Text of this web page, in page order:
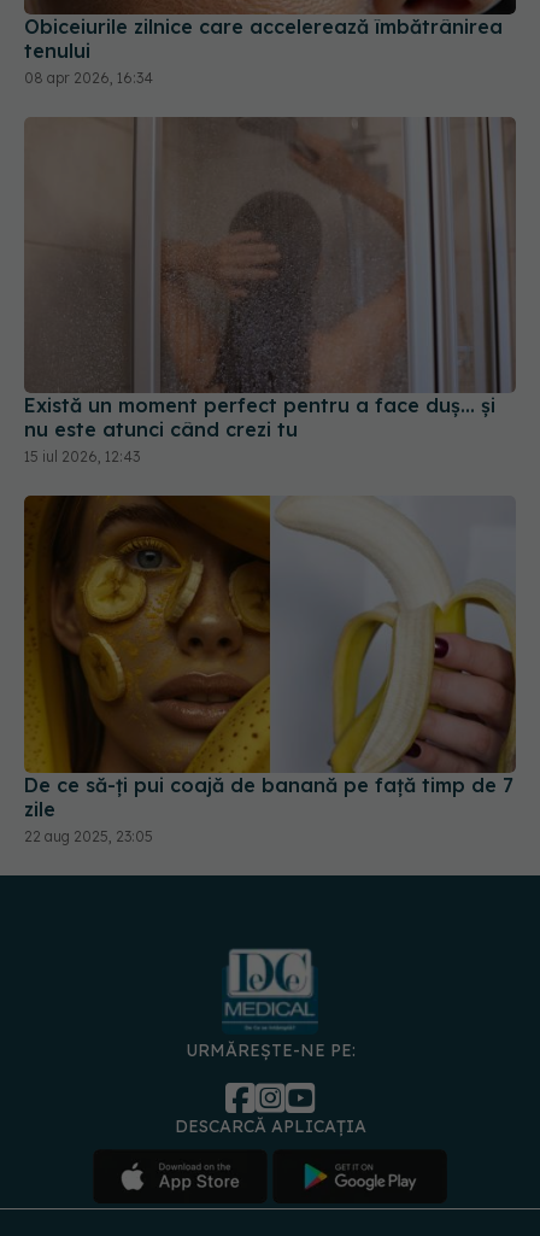
Obiceiurile zilnice care accelerează îmbătrânirea
tenului
08 apr 2026, 16:34
Există un moment perfect pentru a face duș... și
nu este atunci când crezi tu
15 iul 2026, 12:43
De ce să-ți pui coajă de banană pe față timp de 7
zile
22 aug 2025, 23:05
URMĂREȘTE-NE PE:
DESCARCĂ APLICAȚIA